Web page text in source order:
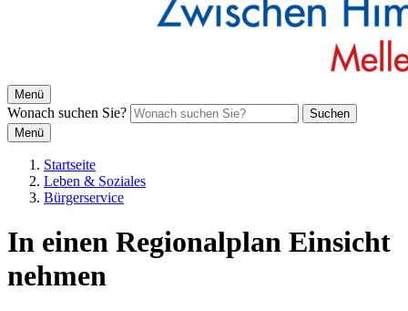
Menü
Wonach suchen Sie?
Suchen
Menü
Startseite
Leben & Soziales
Bürgerservice
In einen Regionalplan Einsicht
nehmen